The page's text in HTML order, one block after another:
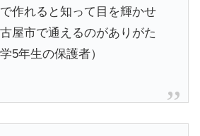
で作れると知って目を輝かせ
屋市で通えるのがありがた
5年生の保護者）